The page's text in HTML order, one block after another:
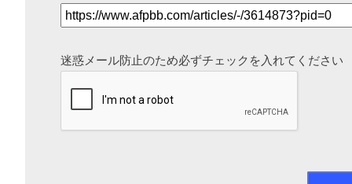
迷惑メール防止のため必ずチェックを入れてください